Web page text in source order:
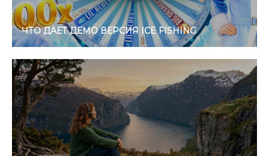
ЧТО ДАЕТ ДЕМО ВЕРСИЯ ICE FISHING